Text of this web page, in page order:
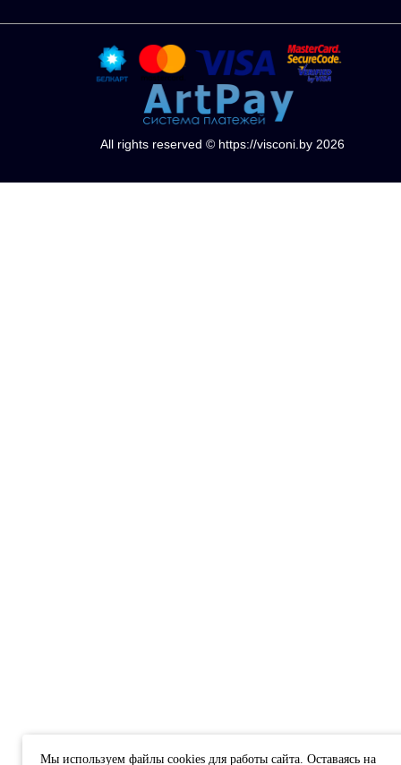
All rights reserved © https://visconi.by 2026
Мы используем файлы cookies для работы сайта. Оставаясь на